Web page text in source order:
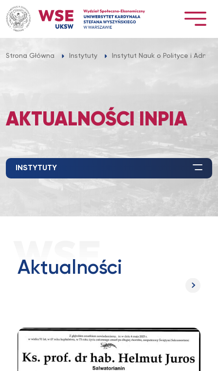
Przejdź
do
treści
Strona Główna Instytuty Instytut Nauk o Polityce i
AKTUALNOŚCI INPIA
INSTYTUTY
Aktualności